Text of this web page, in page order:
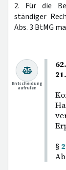
2. Für die
ständiger
Abs. 3 BtMG
§
Entscheidung
aufrufen